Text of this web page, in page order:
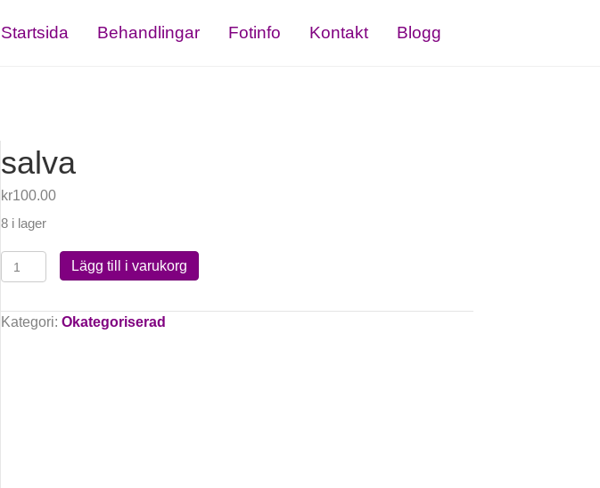
Startsida Behandlingar Fotinfo Kontakt Blogg
salva
kr100.00
8 i lager
salva
mängd
Lägg till i varukorg
Kategori: Okategoriserad